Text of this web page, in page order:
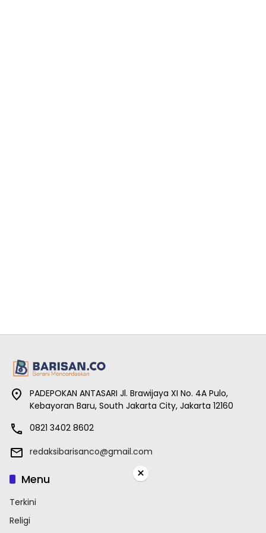
PADEPOKAN ANTASARI Jl. Brawijaya XI No. 4A Pulo,
Kebayoran Baru, South Jakarta City, Jakarta 12160
0821 3402 8602
redaksibarisanco@gmail.com
Menu
Terkini
Religi
×